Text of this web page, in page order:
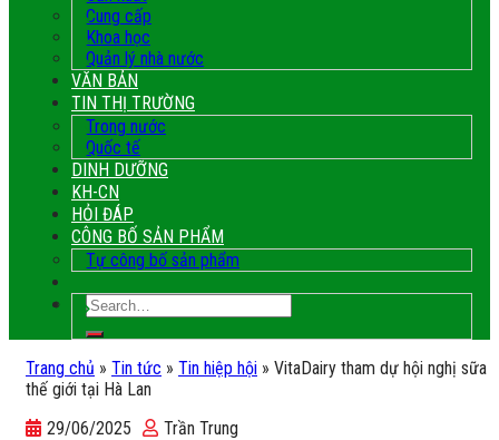
Cung cấp
Khoa học
Quản lý nhà nước
VĂN BẢN
TIN THỊ TRƯỜNG
Trong nước
Quốc tế
DINH DƯỠNG
KH-CN
HỎI ĐÁP
CÔNG BỐ SẢN PHẨM
Tự công bố sản phẩm
Trang chủ » Tin tức » Tin hiệp hội » VitaDairy tham dự hội nghị sữa
thế giới tại Hà Lan
29/06/2025
Trần Trung